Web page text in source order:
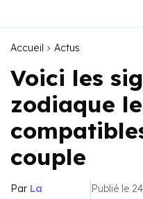
Accueil Actus
Voici les
zodiaque
couple
Par La
Publié le